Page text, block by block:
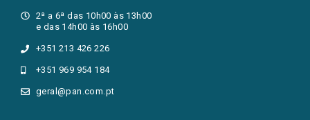
2ª a 6ª das 10h00 às 13h00
e das 14h00 às 16h00
+351 213 426 226
+351 969 954 184
geral@pan.com.pt